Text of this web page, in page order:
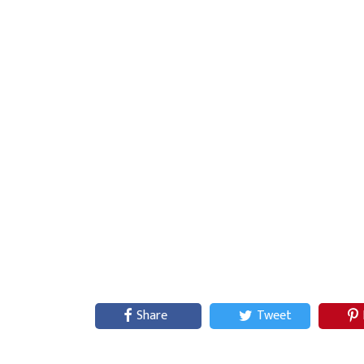
Share Tweet